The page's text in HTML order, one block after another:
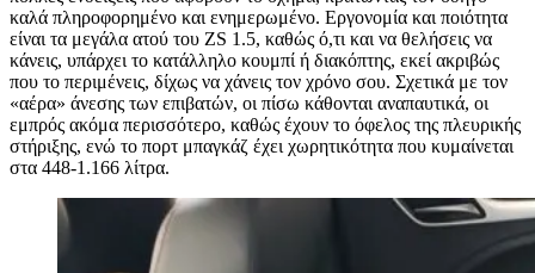
καλά πληροφορημένο και ενημερωμένο. Εργονομία και ποιότητα
είναι τα μεγάλα ατού του ZS 1.5, καθώς ό,τι και να θελήσεις να
κάνεις, υπάρχει το κατάλληλο κουμπί ή διακόπτης, εκεί ακριβώς
που το περιμένεις, δίχως να χάνεις τον χρόνο σου. Σχετικά με τον
«αέρα» άνεσης των επιβατών, οι πίσω κάθονται αναπαυτικά, οι
εμπρός ακόμα περισσότερο, καθώς έχουν το όφελος της πλευρικής
στήριξης, ενώ το πορτ μπαγκάζ έχει χωρητικότητα που κυμαίνεται
στα 448-1.166 λίτρα.